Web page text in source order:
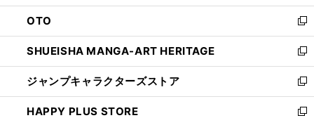
ウ
で
開
く
ン
ド
ウ
で
開
く
OTO
新
し
い
ウ
ィ
ン
ド
SHUEISHA MANGA-ART HERITAGE
新
し
い
ウ
ィ
ジャンプキャラクターズストア
新
し
い
HAPPY PLUS STORE
新